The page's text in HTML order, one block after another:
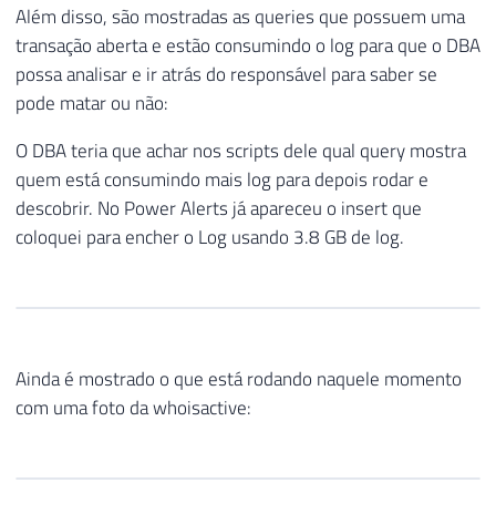
Além disso, são mostradas as queries que possuem uma
transação aberta e estão consumindo o log para que o DBA
possa analisar e ir atrás do responsável para saber se
pode matar ou não:
O DBA teria que achar nos scripts dele qual query mostra
quem está consumindo mais log para depois rodar e
descobrir. No Power Alerts já apareceu o insert que
coloquei para encher o Log usando 3.8 GB de log.
Ainda é mostrado o que está rodando naquele momento
com uma foto da whoisactive: